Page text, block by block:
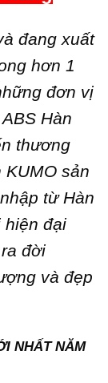
đang xuất
hơn 1
đơn vị
Hàn
thương
KUMO sản
từ Hàn
hiện đại
đời
và đẹp
NHẤT NĂM